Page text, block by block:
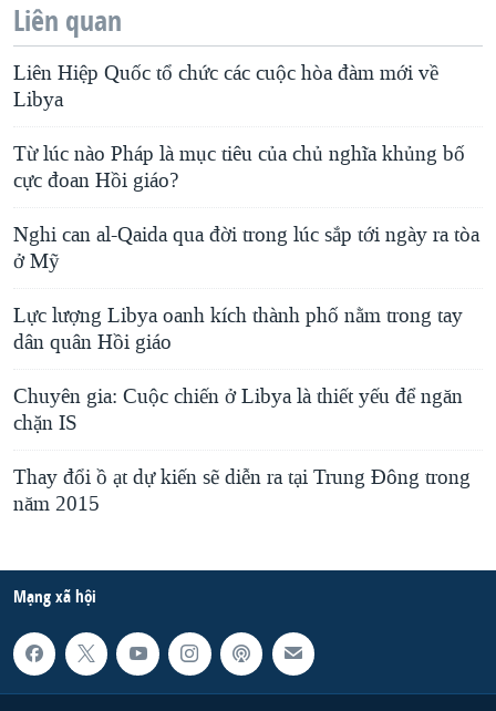
Liên quan
Liên Hiệp Quốc tổ chức các cuộc hòa đàm mới về
Libya
Từ lúc nào Pháp là mục tiêu của chủ nghĩa khủng bố
cực đoan Hồi giáo?
Nghi can al-Qaida qua đời trong lúc sắp tới ngày ra tòa
ở Mỹ
Lực lượng Libya oanh kích thành phố nằm trong tay
dân quân Hồi giáo
Chuyên gia: Cuộc chiến ở Libya là thiết yếu để ngăn
chặn IS
Thay đổi ồ ạt dự kiến sẽ diễn ra tại Trung Đông trong
năm 2015
Mạng xã hội